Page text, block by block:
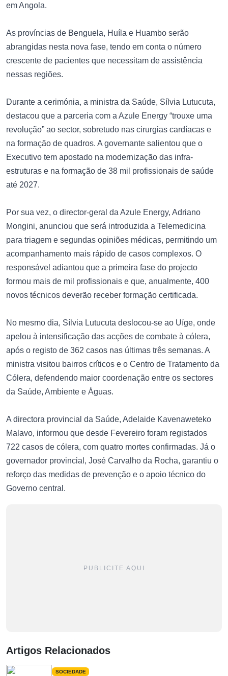
em Angola.
As províncias de Benguela, Huíla e Huambo serão
abrangidas nesta nova fase, tendo em conta o número
crescente de pacientes que necessitam de assistência
nessas regiões.
Durante a cerimónia, a ministra da Saúde, Sílvia Lutucuta,
destacou que a parceria com a Azule Energy “trouxe uma
revolução” ao sector, sobretudo nas cirurgias cardíacas e
na formação de quadros. A governante salientou que o
Executivo tem apostado na modernização das infra-
estruturas e na formação de 38 mil profissionais de saúde
até 2027.
Por sua vez, o director-geral da Azule Energy, Adriano
Mongini, anunciou que será introduzida a Telemedicina
para triagem e segundas opiniões médicas, permitindo um
acompanhamento mais rápido de casos complexos. O
responsável adiantou que a primeira fase do projecto
formou mais de mil profissionais e que, anualmente, 400
novos técnicos deverão receber formação certificada.
No mesmo dia, Sílvia Lutucuta deslocou-se ao Uíge, onde
apelou à intensificação das acções de combate à cólera,
após o registo de 362 casos nas últimas três semanas. A
ministra visitou bairros críticos e o Centro de Tratamento da
Cólera, defendendo maior coordenação entre os sectores
da Saúde, Ambiente e Águas.
A directora provincial da Saúde, Adelaide Kavenaweteko
Malavo, informou que desde Fevereiro foram registados
722 casos de cólera, com quatro mortes confirmadas. Já o
governador provincial, José Carvalho da Rocha, garantiu o
reforço das medidas de prevenção e o apoio técnico do
Governo central.
PUBLICITE AQUI
Artigos Relacionados
SOCIEDADE